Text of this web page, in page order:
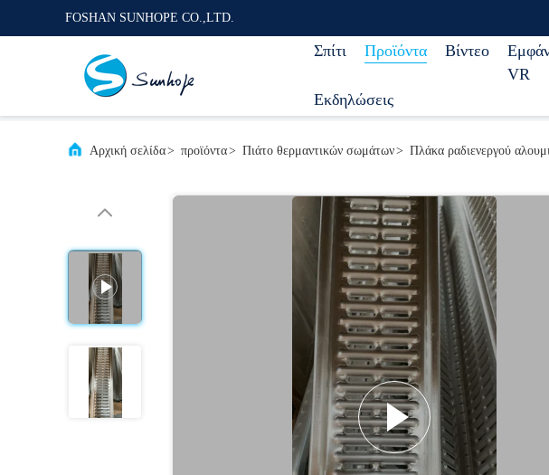
FOSHAN SUNHOPE CO.,LTD.
Σπίτι Προϊόντα Βίντεο
VR
Εκδηλώσεις
Αρχική σελίδα> προϊόντα> Πιάτο θερμαντικών σωμάτων> Πλάκα ραδιενεργού